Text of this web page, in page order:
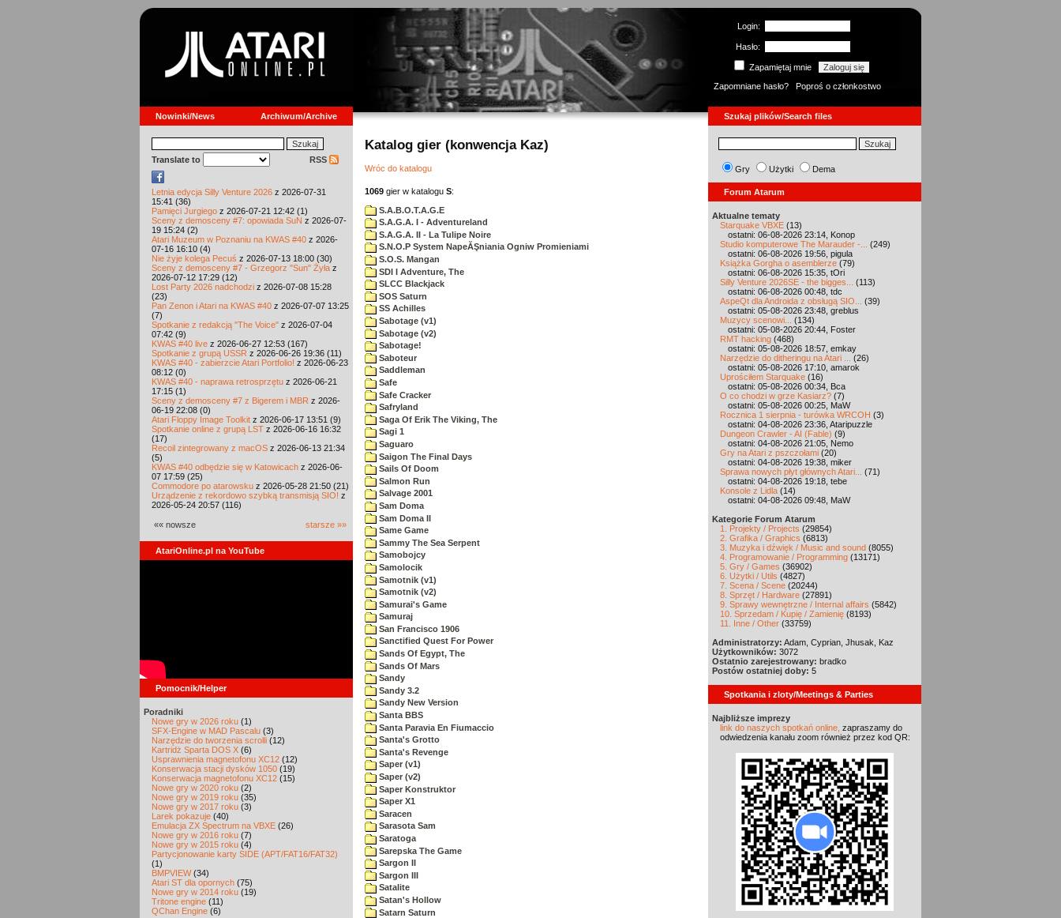
Login:
Hasło:
Zapamiętaj mnie
Zapomniane hasło?
Poproś o członkostwo
Nowinki/News Archiwum/Archive Szukaj plików/Search files
Translate to RSS
Letnia edycja Silly Venture 2026 z 2026-07-31
15:41 (36)
Pamięci Jurgiego z 2026-07-21 12:42 (1)
Sceny z demosceny #7: opowiada SuN z 2026-07-
19 15:24 (2)
Atari Muzeum w Poznaniu na KWAS #40 z 2026-
07-16 16:10 (4)
Nie żyje kolega Pecuś z 2026-07-13 18:00 (30)
Sceny z demosceny #7 - Grzegorz "Sun" Żyła z
2026-07-12 17:29 (12)
Lost Party 2026 nadchodzi z 2026-07-08 15:28
(23)
Pan Zenon i Atari na KWAS #40 z 2026-07-07 13:25
(7)
Spotkanie z redakcją "The Voice" z 2026-07-04
07:42 (9)
KWAS #40 live z 2026-06-27 12:53 (167)
Spotkanie z grupą USSR z 2026-06-26 19:36 (11)
KWAS #40 - zabierzcie Atari Portfolio! z 2026-06-23
08:12 (0)
KWAS #40 - naprawa retrosprzętu z 2026-06-21
17:15 (1)
Sceny z demosceny #7 z Bigerem i MBR z 2026-
06-19 22:08 (0)
Atari Floppy Image Toolkit z 2026-06-17 13:51 (9)
Spotkanie online z grupą LST z 2026-06-16 16:32
(17)
Recoil zintegrowany z macOS z 2026-06-13 21:34
(5)
KWAS #40 odbędzie się w Katowicach z 2026-06-
07 17:59 (25)
Commodore po atarowsku z 2026-05-28 21:50 (21)
Urządzenie z rekordowo szybką transmisją SIO! z
2026-05-24 20:57 (116)
«« nowsze starsze »»
AtariOnline.pl na YouTube
Pomocnik/Helper
Poradniki
Nowe gry w 2026 roku (1)
SFX-Engine w MAD Pascalu (3)
Narzędzie do tworzenia scrolli (12)
Kartridż Sparta DOS X (6)
Usprawnienia magnetofonu XC12 (12)
Konserwacja stacji dysków 1050 (19)
Konserwacja magnetofonu XC12 (15)
Nowe gry w 2020 roku (2)
Nowe gry w 2019 roku (35)
Nowe gry w 2017 roku (3)
Larek pokazuje (40)
Emulacja ZX Spectrum na VBXE (26)
Nowe gry w 2016 roku (7)
Nowe gry w 2015 roku (4)
Partycjonowanie karty SIDE (APT/FAT16/FAT32)
(1)
BMPVIEW(34)
Atari ST dla opornych (75)
Nowe gry w 2014 roku (19)
Tritone engine (11)
QChan Engine (6)
Katalog gier (konwencja Kaz)
Wróc do katalogu
1069 gier w katalogu S:
S.A.B.O.T.A.G.E
S.A.G.A. I - Adventureland
S.A.G.A. II - La Tulipe Noire
S.N.O.P System NapeĂŞniania Ogniw Promieniami
S.O.S. Mangan
SDI I Adventure, The
SLCC Blackjack
SOS Saturn
SS Achilles
Sabotage (v1)
Sabotage (v2)
Sabotage!
Saboteur
Saddleman
Safe
Safe Cracker
Safryland
Saga Of Erik The Viking, The
Sagi 1
Saguaro
Saigon The Final Days
Sails Of Doom
Salmon Run
Salvage 2001
Sam Doma
Sam Doma II
Same Game
Sammy The Sea Serpent
Samobojcy
Samolocik
Samotnik (v1)
Samotnik (v2)
Samurai's Game
Samuraj
San Francisco 1906
Sanctified Quest For Power
Sands Of Egypt, The
Sands Of Mars
Sandy
Sandy 3.2
Sandy New Version
Santa BBS
Santa Paravia En Fiumaccio
Santa's Grotto
Santa's Revenge
Saper (v1)
Saper (v2)
Saper Konstruktor
Saper X1
Saracen
Sarasota Sam
Saratoga
Sarepska The Game
Sargon II
Sargon III
Satalite
Satan's Hollow
Satarn Saturn
Gry Użytki Dema
Forum Atarum
Aktualne tematy
Starquake VBXE (13)
ostatni: 06-08-2026 23:14, Konop
Studio komputerowe The Marauder -...
(249)
ostatni: 06-08-2026 19:56, pigula
Książka Gorgha o asemblerze (79)
ostatni: 06-08-2026 15:35, tOri
Silly Venture 2026SE - the bigges...
(113)
ostatni: 06-08-2026 00:48, tdc
AspeQt dla Androida z obsługą SIO...
(39)
ostatni: 05-08-2026 23:48, greblus
Muzycy scenowi...
(134)
ostatni: 05-08-2026 20:44, Foster
RMT hacking (468)
ostatni: 05-08-2026 18:57, emkay
Narzędzie do ditheringu na Atari ...
(26)
ostatni: 05-08-2026 17:10, amarok
Uprościłem Starquake (16)
ostatni: 05-08-2026 00:34, Bca
O co chodzi w grze Kasiarz? (7)
ostatni: 05-08-2026 00:25, MaW
Rocznica 1 sierpnia - turówka WRCOH (3)
ostatni: 04-08-2026 23:36, Ataripuzzle
Dungeon Crawler - AI (Fable) (9)
ostatni: 04-08-2026 21:05, Nemo
Gry na Atari z pszczołami (20)
ostatni: 04-08-2026 19:38, miker
Sprawa nowych płyt głównych Atari...
(71)
ostatni: 04-08-2026 19:18, tebe
Konsole z Lidla (14)
ostatni: 04-08-2026 09:48, MaW
Kategorie Forum Atarum
1. Projekty / Projects (29854)
2. Grafika / Graphics (6813)
3. Muzyka i dźwięk / Music and sound (8055)
4. Programowanie / Programming (13171)
5. Gry / Games (36902)
6. Użytki / Utils (4827)
7. Scena / Scene (20244)
8. Sprzęt / Hardware (27891)
9. Sprawy wewnętrzne / Internal affairs (5842)
10. Sprzedam / Kupię / Zamienię (8193)
11. Inne / Other (33759)
Administratorzy: Adam, Cyprian, Jhusak, Kaz
Użytkowników: 3072
Ostatnio zarejestrowany: bradko
Postów ostatniej doby: 5
Spotkania i zloty/Meetings & Parties
Najbliższe imprezy
link do naszych spotkań online, zapraszamy do
odwiedzenia kanału zoom również przez kod QR: